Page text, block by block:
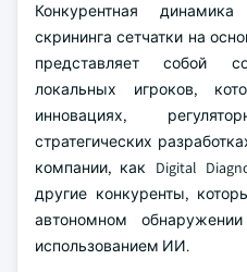
Конкурентная
скрининга сетчатки на
представляет собой
локальных игроков,
инновациях,
стратегических
компании, как Digital
другие конкуренты,
автономном
использованием ИИ.